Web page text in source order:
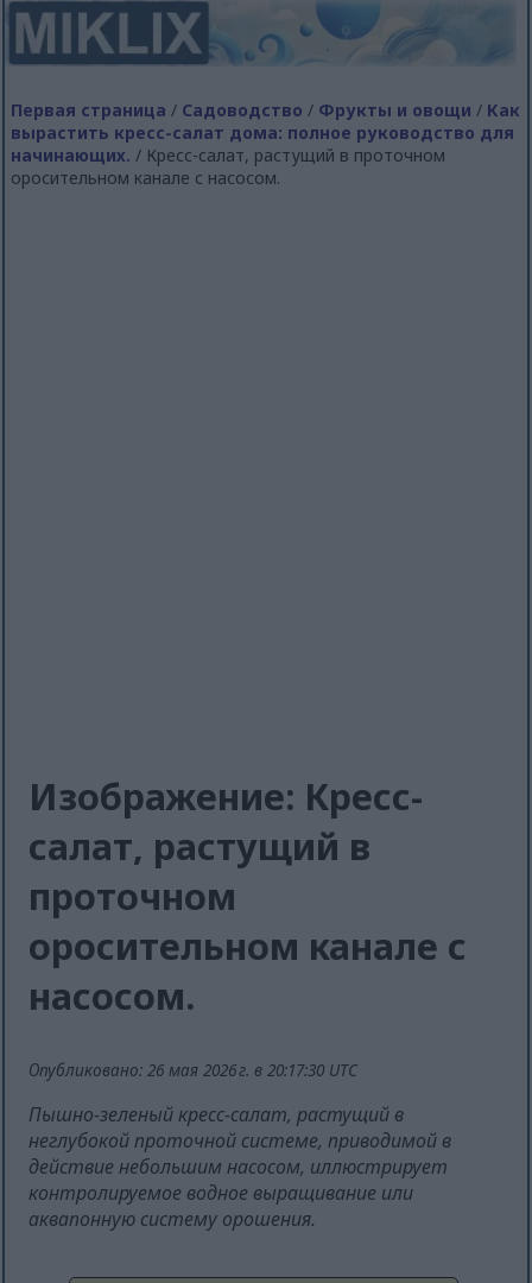
Первая страница / Садоводство / Фрукты и овощи / Как
вырастить кресс-салат дома: полное руководство для
начинающих. / Кресс-салат, растущий в проточном
оросительном канале с насосом.
Изображение: Кресс-
салат, растущий в
проточном
оросительном канале с
насосом.
Опубликовано: 26 мая 2026 г. в 20:17:30 UTC
Пышно-зеленый кресс-салат, растущий в
неглубокой проточной системе, приводимой в
действие небольшим насосом, иллюстрирует
контролируемое водное выращивание или
аквапонную систему орошения.